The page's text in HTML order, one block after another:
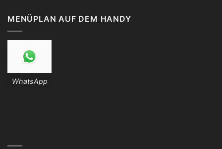
MENÜPLAN AUF DEM HANDY
WhatsApp